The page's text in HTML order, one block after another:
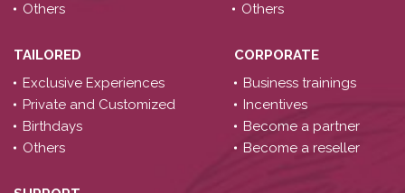
Others
Others
TAILORED
Exclusive Experiences
Private and Customized
Birthdays
Others
CORPORATE
Business trainings
Incentives
Become a partner
Become a reseller